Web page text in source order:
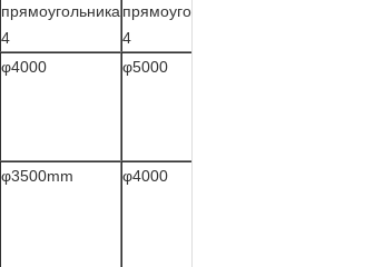
прямоугольника
4
прямоугольника
4
φ4000 φ5000
φ3500mm φ4000